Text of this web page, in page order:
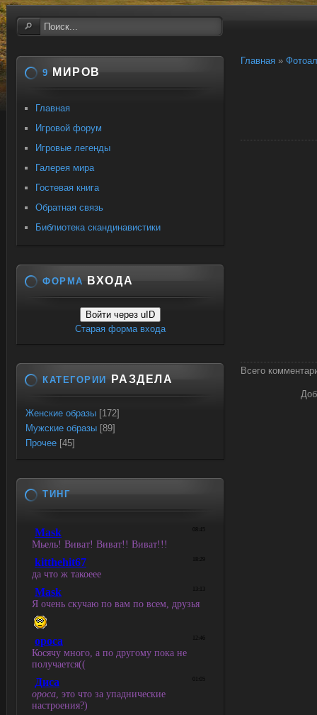
Главная »
Всего
9 МИРОВ
Главная
Игровой форум
Игровые легенды
Галерея мира
Гостевая книга
Обратная связь
Библиотека скандинавистики
ФОРМА ВХОДА
Войти через uID
Старая форма входа
КАТЕГОРИИ РАЗДЕЛА
Женские образы [172]
Мужские образы [89]
Прочее [45]
ТИНГ